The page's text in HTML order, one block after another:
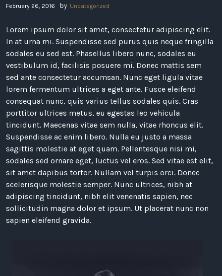
February 26, 2016 by Uncategorized
Lorem ipsum dolor sit amet, consectetur adipiscing elit.
In at urna mi. Suspendisse sed purus quis neque fringilla
sodales eu sed est. Phasellus libero nunc, sodales eu
vestibulum id, facilisis posuere mi. Donec mattis sem
sed ante consectetur accumsan. Nunc eget ligula vitae
lorem fermentum ultrices a eget ante. Fusce eleifend
consequat nunc, quis varius tellus sodales quis. Cras
porttitor ultrices metus, eu egestas leo vehicula
tincidunt. Maecenas vitae sem nulla, vitae rhoncus elit.
Suspendisse ac enim libero. Nulla eu justo a massa
sagittis molestie at eget quam. Pellentesque nisi mi,
sodales sed ornare eget, luctus vel eros. Sed vitae est elit,
sit amet dapibus tortor. Nullam vel turpis orci. Donec
scelerisque molestie semper. Nunc ultrices, nibh at
adipiscing tincidunt, nibh elit venenatis sapien, nec
sollicitudin magna dolor et ipsum. Ut placerat nunc non
sapien eleifend gravida.